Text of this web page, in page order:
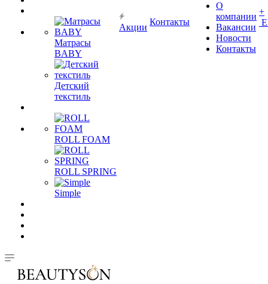
Матрасы
BABY
Детский
текстиль
ROLL FOAM
ROLL SPRING
Simple
Акции
Контакты
О
компании
Вакансии
Новости
Контакты
+